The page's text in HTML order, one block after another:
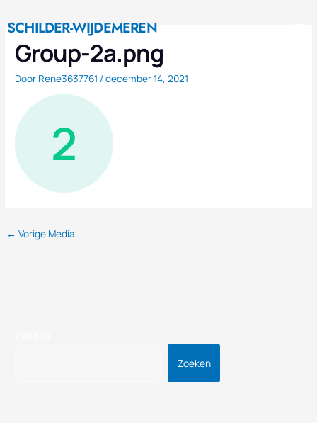
naar
inhoud
SCHILDER-WIJDEMEREN
Group-2a.png
Door Rene3637761 /december 14, 2021
← Vorige Media
Zoeken